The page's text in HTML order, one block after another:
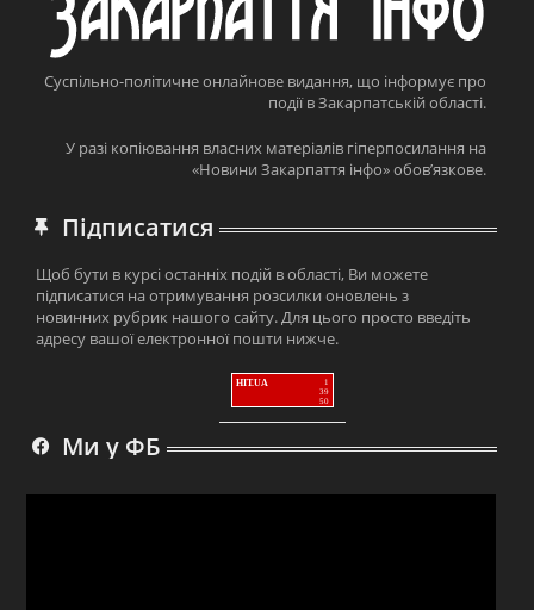
Суспільно-політичне онлайнове видання, що інформує про
події в Закарпатській області.
У разі копіювання власних матеріалів гіперпосилання на
«Новини Закарпаття інфо» обов’язкове.
Підписатися
Щоб бути в курсі останніх подій в області, Ви можете
підписатися на отримування розсилки оновлень з
новинних рубрик нашого сайту. Для цього просто введіть
адресу вашої електронної пошти нижче.
HIT.UA
1
39
50
Ми у ФБ